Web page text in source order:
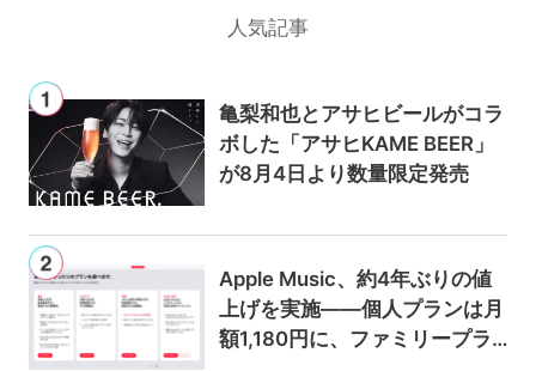
人気記事
亀梨和也とアサヒビールがコラ
ボした「アサヒKAME BEER」
が8月4日より数量限定発売
Apple Music、約4年ぶりの値
上げを実施——個人プランは月
額1,180円に、ファミリープラ